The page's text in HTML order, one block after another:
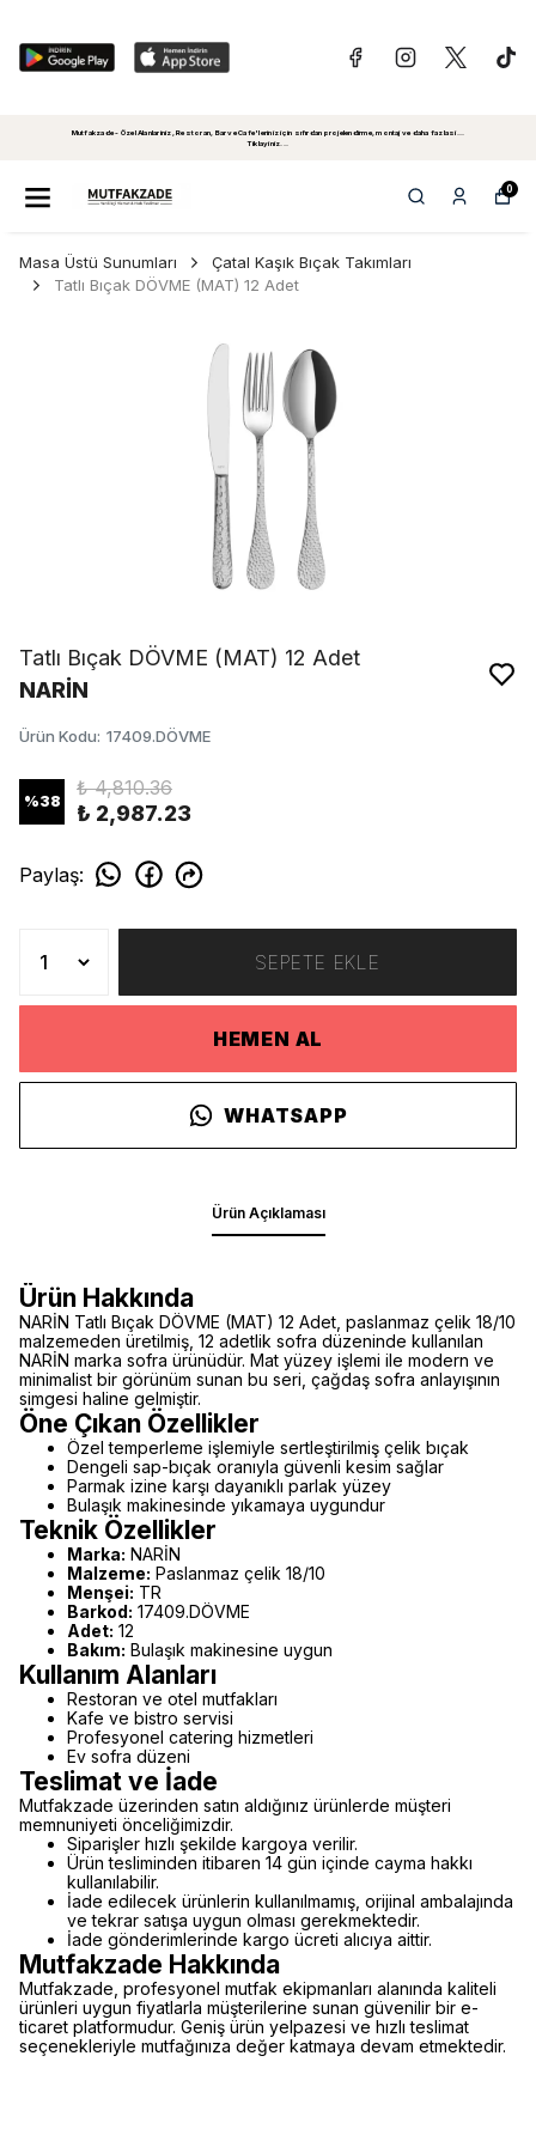
Mutfakzade - Özel Alanlariniz, Restoran, Bar ve Cafe'leriniz için sıfırdan projelendirme, montaj ve daha fazlasi...
Tiklayiniz...
0
Masa Üstü Sunumları
Çatal Kaşık Bıçak Takımları
Tatlı Bıçak DÖVME (MAT) 12 Adet
Tatlı Bıçak DÖVME (MAT) 12 Adet
NARİN
Ürün Kodu: 17409.DÖVME
%38
₺ 4,810.36
₺ 2,987.23
Paylaş:
SEPETE EKLE
HEMEN AL
WHATSAPP
Ürün Açıklaması
Ürün Hakkında
NARİN Tatlı Bıçak DÖVME (MAT) 12 Adet, paslanmaz çelik 18/10
malzemeden üretilmiş, 12 adetlik sofra düzeninde kullanılan
NARİN marka sofra ürünüdür. Mat yüzey işlemi ile modern ve
minimalist bir görünüm sunan bu seri, çağdaş sofra anlayışının
simgesi haline gelmiştir.
Öne Çıkan Özellikler
Özel temperleme işlemiyle sertleştirilmiş çelik bıçak
Dengeli sap-bıçak oranıyla güvenli kesim sağlar
Parmak izine karşı dayanıklı parlak yüzey
Bulaşık makinesinde yıkamaya uygundur
Teknik Özellikler
Marka: NARİN
Malzeme: Paslanmaz çelik 18/10
Menşei: TR
Barkod: 17409.DÖVME
Adet: 12
Bakım: Bulaşık makinesine uygun
Kullanım Alanları
Restoran ve otel mutfakları
Kafe ve bistro servisi
Profesyonel catering hizmetleri
Ev sofra düzeni
Teslimat ve İade
Mutfakzade üzerinden satın aldığınız ürünlerde müşteri
memnuniyeti önceliğimizdir.
Siparişler hızlı şekilde kargoya verilir.
Ürün tesliminden itibaren 14 gün içinde cayma hakkı
kullanılabilir.
İade edilecek ürünlerin kullanılmamış, orijinal ambalajında
ve tekrar satışa uygun olması gerekmektedir.
İade gönderimlerinde kargo ücreti alıcıya aittir.
Mutfakzade Hakkında
Mutfakzade, profesyonel mutfak ekipmanları alanında kaliteli
ürünleri uygun fiyatlarla müşterilerine sunan güvenilir bir e-
ticaret platformudur. Geniş ürün yelpazesi ve hızlı teslimat
seçenekleriyle mutfağınıza değer katmaya devam etmektedir.